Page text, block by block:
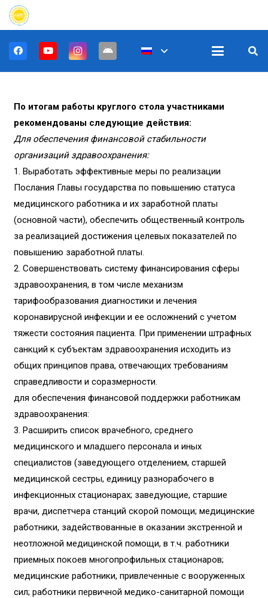
По итогам работы круглого стола участниками
рекомендованы следующие действия:
Для обеспечения финансовой стабильности
организаций здравоохранения:
1. Выработать эффективные меры по реализации
Послания Главы государства по повышению статуса
медицинского работника и их заработной платы
(основной части), обеспечить общественный контроль
за реализацией достижения целевых показателей по
повышению заработной платы.
2. Совершенствовать систему финансирования сферы
здравоохранения, в том числе механизм
тарифообразования диагностики и лечения
коронавирусной инфекции и ее осложнений с учетом
тяжести состояния пациента. При применении штрафных
санкций к субъектам здравоохранения исходить из
общих принципов права, отвечающих требованиям
справедливости и соразмерности.
для обеспечения финансовой поддержки работникам
здравоохранения:
3. Расширить список врачебного, среднего
медицинского и младшего персонала и иных
специалистов (заведующего отделением, старшей
медицинской сестры, единицу разнорабочего в
инфекционных стационарах; заведующие, старшие
врачи, диспетчера станций скорой помощи; медицинские
работники, задействованные в оказании экстренной и
неотложной медицинской помощи, в т.ч. работники
приемных покоев многопрофильных стационаров;
медицинские работники, привлеченные с вооруженных
сил; работники первичной медико-санитарной помощи